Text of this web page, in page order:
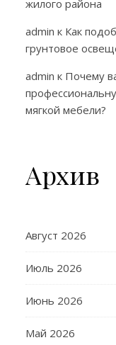
жилого района
admin к Как
грунтовое
admin к Почему
мягкой мебели?
Архив
Август 2026
Июль 2026
Июнь 2026
Май 2026